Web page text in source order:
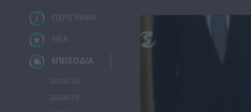
ΠΕΡΙΓΡΑΦΗ
ΝΕΑ
ΕΠΕΙΣΟΔΙΑ
2025/26
2024/25